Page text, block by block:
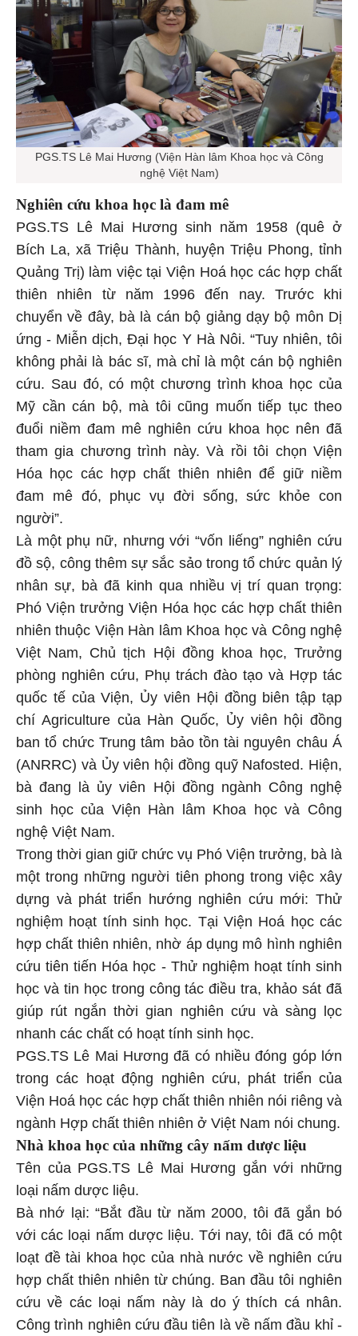
PGS.TS Lê Mai Hương (Viện Hàn lâm Khoa học và Công
nghệ Việt Nam)
Nghiên cứu khoa học là đam mê
PGS.TS Lê Mai Hương sinh năm 1958 (quê ở
Bích La, xã Triệu Thành, huyện Triệu Phong, tỉnh
Quảng Trị) làm việc tại Viện Hoá học các hợp chất
thiên nhiên từ năm 1996 đến nay. Trước khi
chuyển về đây, bà là cán bộ giảng dạy bộ môn Dị
ứng - Miễn dịch, Đại học Y Hà Nôi. “Tuy nhiên, tôi
không phải là bác sĩ, mà chỉ là một cán bộ nghiên
cứu. Sau đó, có một chương trình khoa học của
Mỹ cần cán bộ, mà tôi cũng muốn tiếp tục theo
đuổi niềm đam mê nghiên cứu khoa học nên đã
tham gia chương trình này. Và rồi tôi chọn Viện
Hóa học các hợp chất thiên nhiên để giữ niềm
đam mê đó, phục vụ đời sống, sức khỏe con
người”.
Là một phụ nữ, nhưng với “vốn liếng” nghiên cứu
đồ sộ, công thêm sự sắc sảo trong tổ chức quản lý
nhân sự, bà đã kinh qua nhiều vị trí quan trọng:
Phó Viện trưởng Viện Hóa học các hợp chất thiên
nhiên thuộc Viện Hàn lâm Khoa học và Công nghệ
Việt Nam, Chủ tịch Hội đồng khoa học, Trưởng
phòng nghiên cứu, Phụ trách đào tạo và Hợp tác
quốc tế của Viện, Ủy viên Hội đồng biên tập tạp
chí Agriculture của Hàn Quốc, Ủy viên hội đồng
ban tổ chức Trung tâm bảo tồn tài nguyên châu Á
(ANRRC) và Ủy viên hội đồng quỹ Nafosted. Hiện,
bà đang là ủy viên Hội đồng ngành Công nghệ
sinh học của Viện Hàn lâm Khoa học và Công
nghệ Việt Nam.
Trong thời gian giữ chức vụ Phó Viện trưởng, bà là
một trong những người tiên phong trong việc xây
dựng và phát triển hướng nghiên cứu mới: Thử
nghiệm hoạt tính sinh học. Tại Viện Hoá học các
hợp chất thiên nhiên, nhờ áp dụng mô hình nghiên
cứu tiên tiến Hóa học - Thử nghiệm hoạt tính sinh
học và tin học trong công tác điều tra, khảo sát đã
giúp rút ngắn thời gian nghiên cứu và sàng lọc
nhanh các chất có hoạt tính sinh học.
PGS.TS Lê Mai Hương đã có nhiều đóng góp lớn
trong các hoạt động nghiên cứu, phát triển của
Viện Hoá học các hợp chất thiên nhiên nói riêng và
ngành Hợp chất thiên nhiên ở Việt Nam nói chung.
Nhà khoa học của những cây nấm dược liệu
Tên của PGS.TS Lê Mai Hương gắn với những
loại nấm dược liệu.
Bà nhớ lại: “Bắt đầu từ năm 2000, tôi đã gắn bó
với các loại nấm dược liệu. Tới nay, tôi đã có một
loạt đề tài khoa học của nhà nước về nghiên cứu
hợp chất thiên nhiên từ chúng. Ban đầu tôi nghiên
cứu về các loại nấm này là do ý thích cá nhân.
Công trình nghiên cứu đầu tiên là về nấm đầu khỉ -